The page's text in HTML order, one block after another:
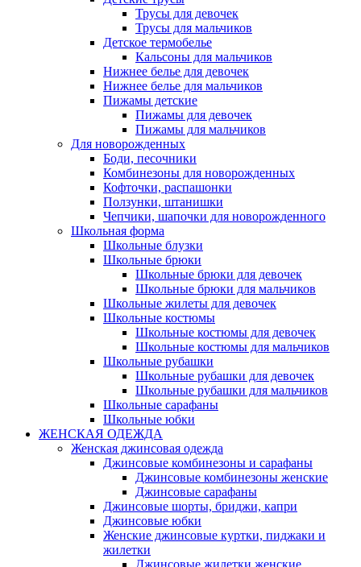
Трусы для девочек
Трусы для мальчиков
Детское термобелье
Кальсоны для мальчиков
Нижнее белье для девочек
Нижнее белье для мальчиков
Пижамы детские
Пижамы для девочек
Пижамы для мальчиков
Для новорожденных
Боди, песочники
Комбинезоны для новорожденных
Кофточки, распашонки
Ползунки, штанишки
Чепчики, шапочки для новорожденного
Школьная форма
Школьные блузки
Школьные брюки
Школьные брюки для девочек
Школьные брюки для мальчиков
Школьные жилеты для девочек
Школьные костюмы
Школьные костюмы для девочек
Школьные костюмы для мальчиков
Школьные рубашки
Школьные рубашки для девочек
Школьные рубашки для мальчиков
Школьные сарафаны
Школьные юбки
ЖЕНСКАЯ ОДЕЖДА
Женская джинсовая одежда
Джинсовые комбинезоны и сарафаны
Джинсовые комбинезоны женские
Джинсовые сарафаны
Джинсовые шорты, бриджи, капри
Джинсовые юбки
Женские джинсовые куртки, пиджаки и
жилетки
Джинсовые жилетки женские